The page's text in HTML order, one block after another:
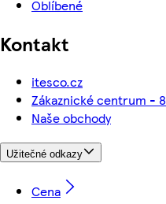
Oblíbené
Kontakt
itesco.cz
Zákaznické centrum -
Naše obchody
Užitečné odkazy
Cena